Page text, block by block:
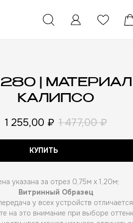
| МАТЕРИАЛ
КАЛИПСО
1 255,00 ₽ 1 477,00 ₽
КУПИТЬ
указана за отрез 0,75м х 1,20м;
Витринный Образец
у всех устройств
на это внимание при выборе